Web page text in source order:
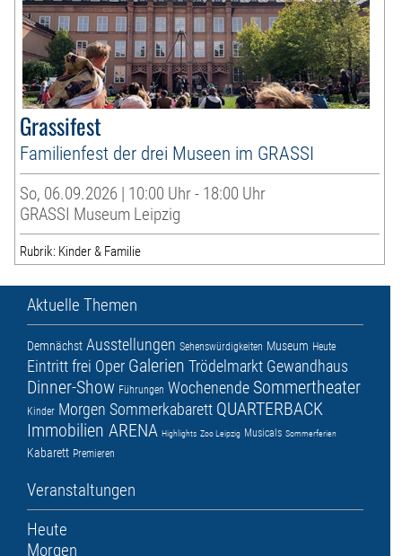
Grassifest
Familienfest der drei Museen im GRASSI
So, 06.09.2026 | 10:00 Uhr - 18:00 Uhr
GRASSI Museum Leipzig
Rubrik: Kinder & Familie
Aktuelle Themen
Demnächst Ausstellungen Sehenswürdigkeiten Museum Heute
Eintritt frei Oper Galerien Trödelmarkt Gewandhaus
Dinner-Show Führungen Wochenende Sommertheater
Kinder Morgen Sommerkabarett QUARTERBACK
Immobilien ARENA Highlights Zoo Leipzig Musicals Sommerferien
Kabarett Premieren
Veranstaltungen
Heute
Morgen